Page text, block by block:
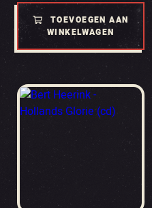
TOEVOEGEN AAN
WINKELWAGEN